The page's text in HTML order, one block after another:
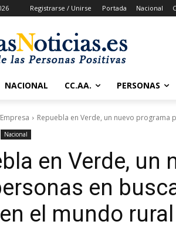
Registrarse / Unirse Portada Nacional
NACIONAL CC.AA. PERSONAS
Repuebla en Verde, un nuevo programa
Nacional
en Verde, un
en
el mundo rural